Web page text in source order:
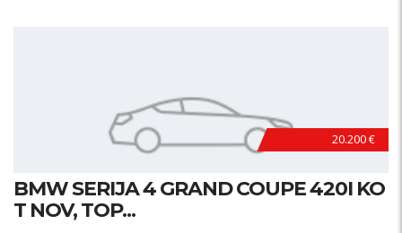
20.200 €
BMW SERIJA 4 GRAND COUPE 420I KO
T NOV, TOP...